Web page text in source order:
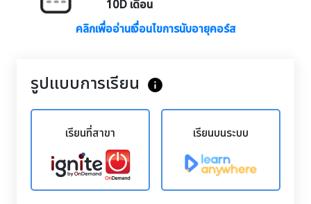
10D เดือน
คลิกเพื่ออ่านเงื่อนไขการนับอายุคอร์ส
รูปแบบการเรียน info
เรียนที่สาขา เรียนบนระบบ